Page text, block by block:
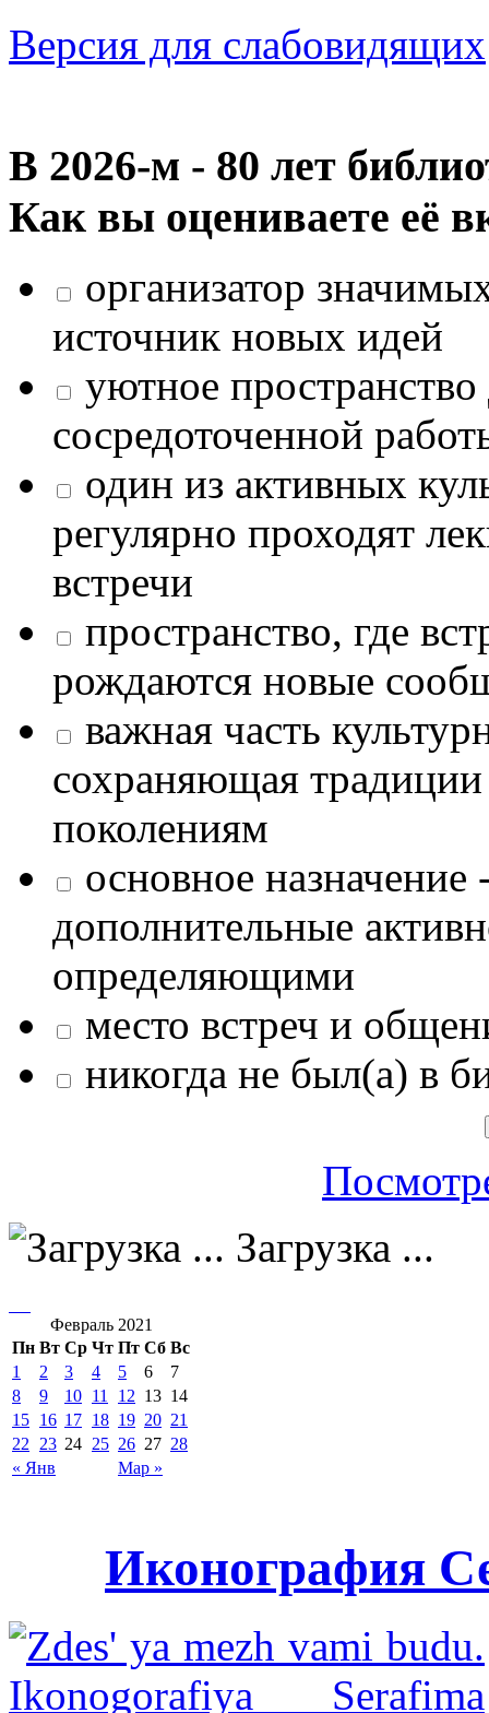
Версия для слабовидящих
В 2026‑м - 80 лет
Как вы оцениваете её
организатор
источник новых идей
уютное
сосредоточенной
один из активных
регулярно проходят
встречи
пространство, где
рождаются новые
важная часть
сохраняющая
поколениям
основное назначение
дополнительные
определяющими
место встреч и
никогда не был(а) в
Загрузка ...
Февраль 2021
Пн Вт Ср Чт Пт Сб Вс
« Янв Мар »
1 2 3 4 5 6
7
8
9 10 11 12 13 14
15 16 17 18 19 20 21
22
23 24 25 26 27 28
Иконография